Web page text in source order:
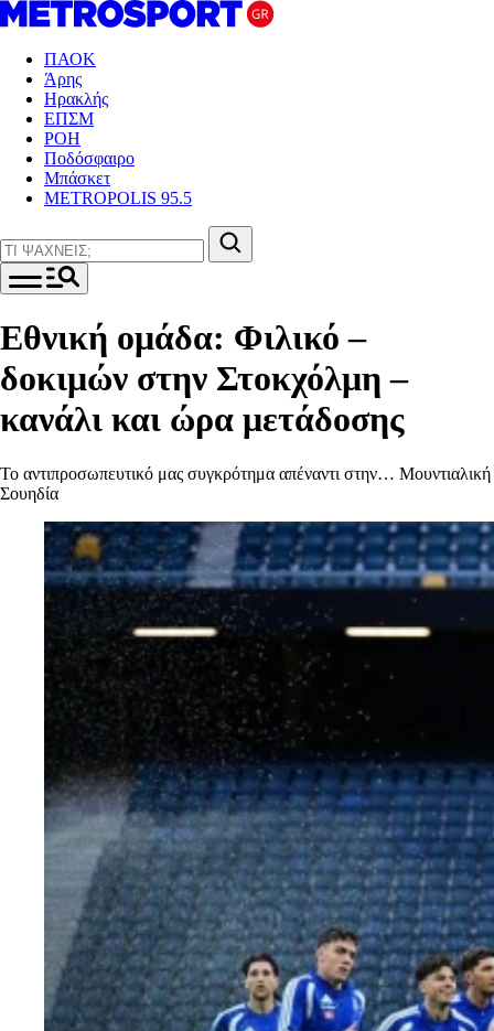
ΠΑΟΚ
Άρης
Ηρακλής
ΕΠΣΜ
ΡΟΗ
Ποδόσφαιρο
Μπάσκετ
METROPOLIS 95.5
Εθνική ομάδα: Φιλικό –
δοκιμών στην Στοκχόλμη –
κανάλι και ώρα μετάδοσης
Το αντιπροσωπευτικό μας συγκρότημα απέναντι στην… Μουντιαλική
Σουηδία